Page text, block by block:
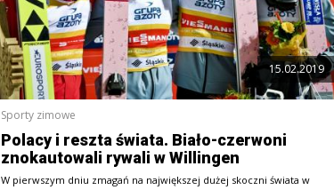
15.02.2019
Sporty zimowe
Polacy i reszta świata. Biało-czerwoni
znokautowali rywali w Willingen
W pierwszym dniu zmagań na największej dużej skoczni świata w